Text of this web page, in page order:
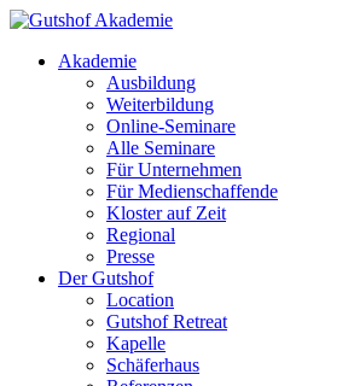
Akademie
Ausbildung
Weiterbildung
Online-Seminare
Alle Seminare
Für Unternehmen
Für Medienschaffende
Kloster auf Zeit
Regional
Presse
Der Gutshof
Location
Gutshof Retreat
Kapelle
Schäferhaus